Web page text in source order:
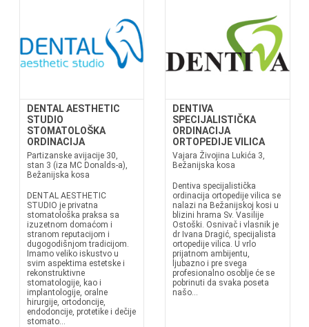
DENTAL AESTHETIC
STUDIO
STOMATOLOŠKA
ORDINACIJA
Partizanske avijacije 30,
stan 3 (iza MC Donalds-a),
Bežanijska kosa
DENTAL AESTHETIC
STUDIO je privatna
stomatološka praksa sa
izuzetnom domaćom i
stranom reputacijom i
dugogodišnjom tradicijom.
Imamo veliko iskustvo u
svim aspektima estetske i
rekonstruktivne
stomatologije, kao i
implantologije, oralne
hirurgije, ortodoncije,
endodoncije, protetike i dečije
stomato...
DENTIVA
SPECIJALISTIČKA
ORDINACIJA
ORTOPEDIJE VILICA
Vajara Živojina Lukića 3,
Bežanijska kosa
Dentiva specijalistička
ordinacija ortopedije vilica se
nalazi na Bežanijskoj kosi u
blizini hrama Sv. Vasilije
Ostoški. Osnivač i vlasnik je
dr Ivana Dragić, specijalista
ortopedije vilica. U vrlo
prijatnom ambijentu,
ljubazno i pre svega
profesionalno osoblje će se
pobrinuti da svaka poseta
našo...